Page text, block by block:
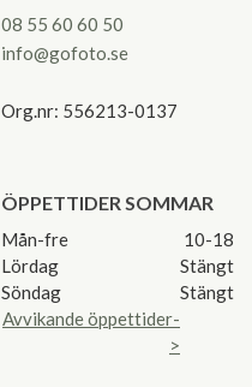
08 55 60 60 50
info@gofoto.se
Org.nr: 556213-0137
ÖPPETTIDER SOMMAR
Mån-fre
10-18
Lördag
Stängt
Söndag
Stängt
Avvikande öppettider-
>